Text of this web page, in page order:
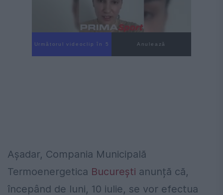
Următorul videoclip în 3 Anulează
Așadar, Compania Municipală
Termoenergetica București anunță că,
începând de luni, 10 iulie, se vor efectua